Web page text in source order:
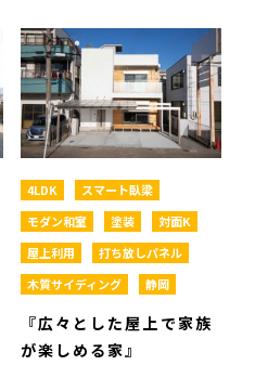
店⼀覧
4LDK
スマート臥梁
モダン和室
塗装
対面K
屋上利用
打ち放しパネル
木質サイディング
静岡
『広々とした屋上で家族
が楽しめる家』